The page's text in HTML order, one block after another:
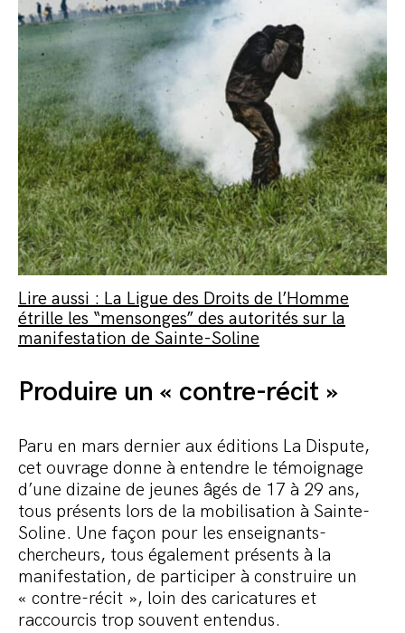
Lire aussi : La Ligue des Droits de l’Homme
étrille les “mensonges” des autorités sur la
manifestation de Sainte-Soline
Produire un « contre-récit »
Paru en mars dernier aux éditions La Dispute,
cet ouvrage donne à entendre le témoignage
d’une dizaine de jeunes âgés de 17 à 29 ans,
tous présents lors de la mobilisation à Sainte-
Soline. Une façon pour les enseignants-
chercheurs, tous également présents à la
manifestation, de participer à construire un
« contre-récit », loin des caricatures et
raccourcis trop souvent entendus.